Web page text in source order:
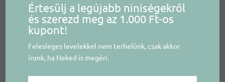
Értesülj a legújabb niniségekről
és szerezd meg az 1.000 Ft-os
kupont!
Felesleges levelekkel nem terhelünk, csak akkor
írunk, ha Neked is megéri.